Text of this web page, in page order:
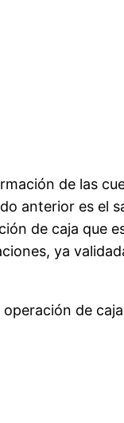
de las
anterior es el
de caja que
ya
de